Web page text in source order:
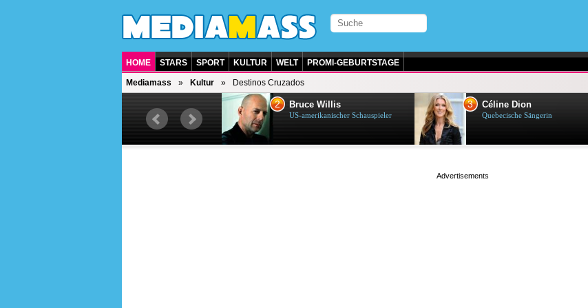
HOME STARS SPORT KULTUR WELT PROMI-GEBURTSTAGE
Mediamass Kultur Destinos Cruzados
Deutsche Sängerin
2 Bruce Willis
US-amerikanischer Schauspieler
3 Céline Dion
Quebecische Sängerin